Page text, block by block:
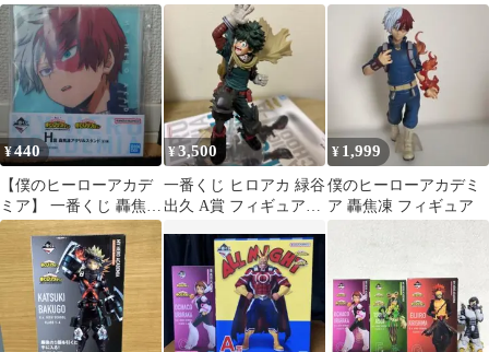
ーローアカデミア
ジェネレーションズ
ワン 爆豪勝己
¥440
【僕のヒーローアカデ
ミア】 一番くじ 轟焦凍
アクリルスタンド
¥ 3,500
一番くじ ヒロアカ 緑谷
出久 A賞 フィギュア
¥ 1,999
僕のヒーローアカデミ
ア 轟焦凍 フィギュア